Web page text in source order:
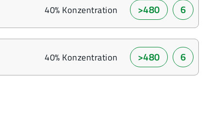
40% Konzentration >480 6
40% Konzentration >480 6